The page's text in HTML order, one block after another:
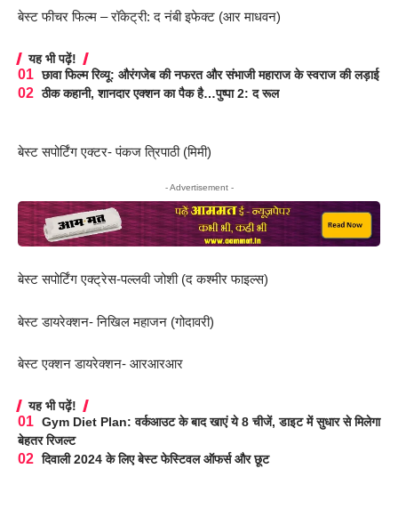
बेस्ट फीचर फिल्म – रॉकेट्री: द नंबी इफेक्ट (आर माधवन)
यह भी पढ़ें!
छावा फिल्म रिव्यू: औरंगजेब की नफरत और संभाजी महाराज के स्वराज की लड़ाई
ठीक कहानी, शानदार एक्शन का पैक है…पुष्पा 2: द रूल
बेस्ट सपोर्टिंग एक्टर- पंकज त्रिपाठी (मिमी)
- Advertisement -
बेस्ट सपोर्टिंग एक्ट्रेस-पल्लवी जोशी (द कश्मीर फाइल्स)
बेस्ट डायरेक्शन- निखिल महाजन (गोदावरी)
बेस्ट एक्शन डायरेक्शन- आरआरआर
यह भी पढ़ें!
Gym Diet Plan: वर्कआउट के बाद खाएं ये 8 चीजें, डाइट में सुधार से मिलेगा
बेहतर रिजल्ट
दिवाली 2024 के लिए बेस्ट फेस्टिवल ऑफर्स और छूट